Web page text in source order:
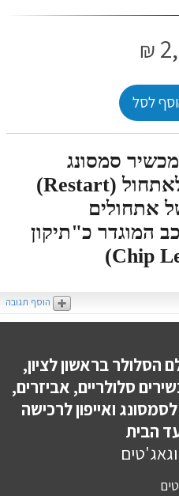
₪
לסל
במיוחד כשהוא גורם לאתחול (Restart)
אתחולים
המוגדר כ"תיקון
הוסף תגובה
בראשון לציון,
סלולריים, אביזרים,
ואייפון לרכישה
עד הבית